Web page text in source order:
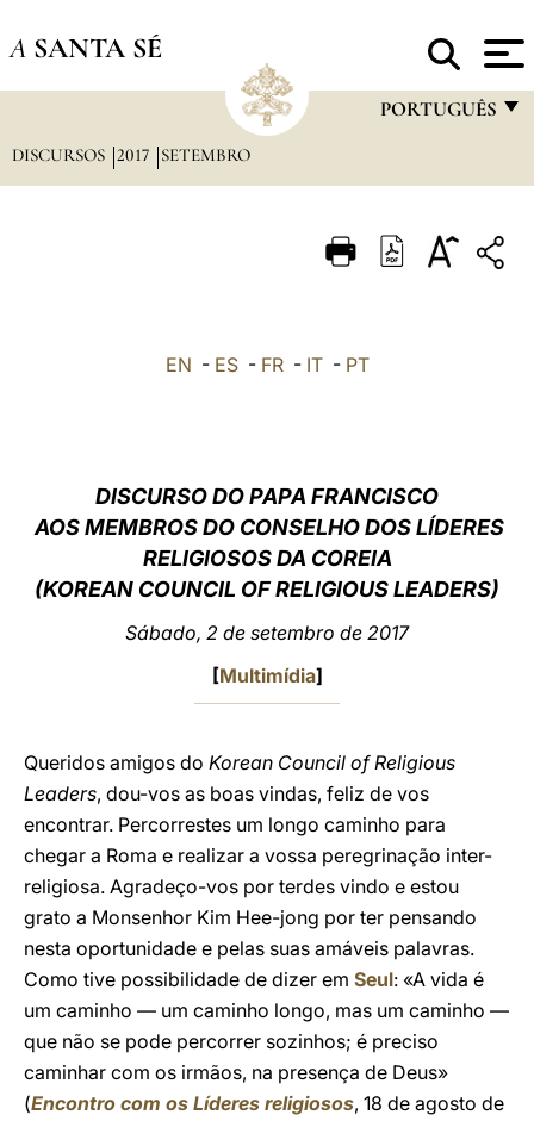
A SANTA SÉ
PORTUGUÊS
ITALIANO
中文
LATINE
DISCURSOS 2017 SETEMBRO
EN - ES- FR- IT- PT
DISCURSO DO PAPA FRANCISCO
AOS MEMBROS DO CONSELHO DOS LÍDERES
RELIGIOSOS DA COREIA
(KOREAN COUNCIL OF RELIGIOUS LEADERS)
Sábado, 2 de setembro de 2017
[Multimídia]
Queridos amigos do Korean Council of Religious
Leaders, dou-vos as boas vindas, feliz de vos
encontrar. Percorrestes um longo caminho para
chegar a Roma e realizar a vossa peregrinação inter-
religiosa. Agradeço-vos por terdes vindo e estou
grato a Monsenhor Kim Hee-jong por ter pensando
nesta oportunidade e pelas suas amáveis palavras.
Como tive possibilidade de dizer em Seul: «A vida é
um caminho — um caminho longo, mas um caminho —
que não se pode percorrer sozinhos; é preciso
caminhar com os irmãos, na presença de Deus»
(Encontro com os Líderes religiosos, 18 de agosto de